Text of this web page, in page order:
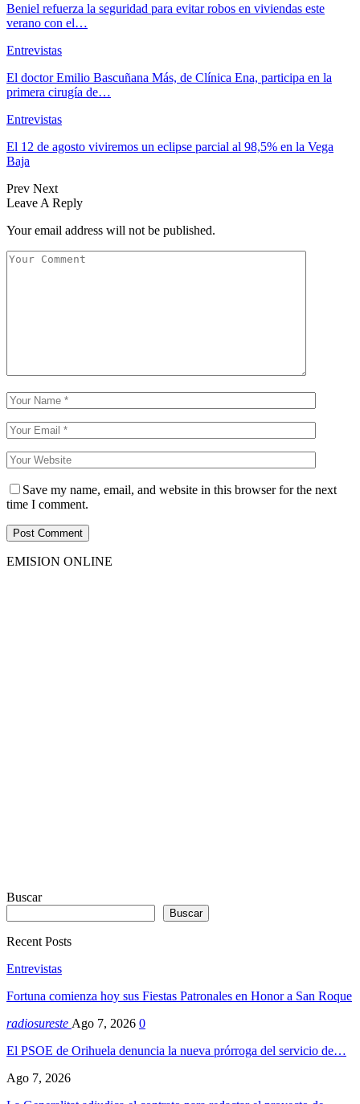
Beniel refuerza la seguridad para evitar robos en viviendas este
verano con el…
Entrevistas
El doctor Emilio Bascuñana Más, de Clínica Ena, participa en la
primera cirugía de…
Entrevistas
El 12 de agosto viviremos un eclipse parcial al 98,5% en la Vega
Baja
Prev Next
Leave A Reply
Your email address will not be published.
Save my name, email, and website in this browser for the next
time I comment.
EMISION ONLINE
Buscar
Buscar
Recent Posts
Entrevistas
Fortuna comienza hoy sus Fiestas Patronales en Honor a San Roque
radiosureste Ago 7, 2026 0
El PSOE de Orihuela denuncia la nueva prórroga del servicio de…
Ago 7, 2026